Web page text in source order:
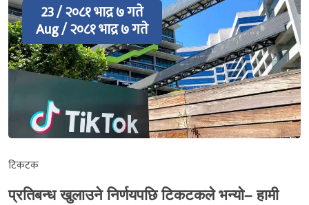
23 / २०८१ भाद्र ७ गते
Aug / २०८१ भाद्र ७ गते
टिकटक
प्रतिबन्ध खुलाउने निर्णयपछि टिकटकले भन्यो– हामी